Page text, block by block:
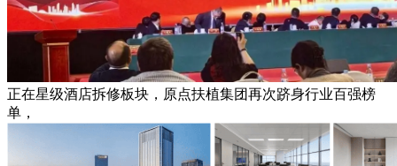
正在星级酒店拆修板块，原点扶植集团再次跻身行业百强榜
单，